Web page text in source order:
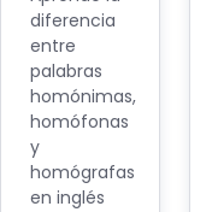
diferencia
entre
palabras
homónimas,
homófonas
y
homógrafas
en inglés